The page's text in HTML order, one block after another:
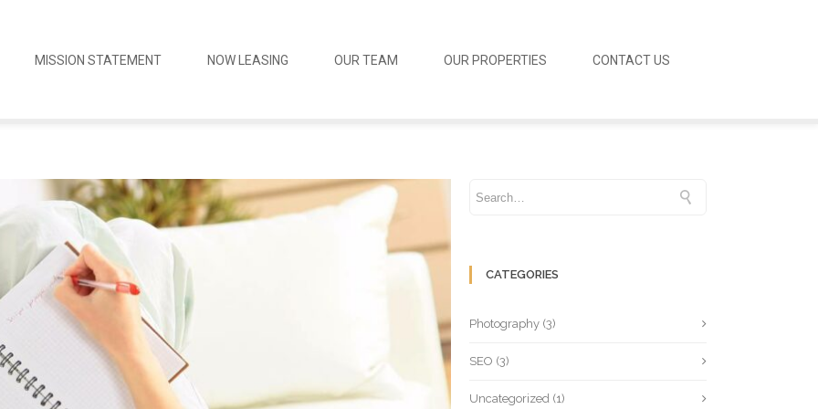
MISSION STATEMENT NOW LEASING OUR TEAM OUR PROPERTIES CONTACT US
CATEGORIES
Photography (3)
SEO (3)
Uncategorized (1)